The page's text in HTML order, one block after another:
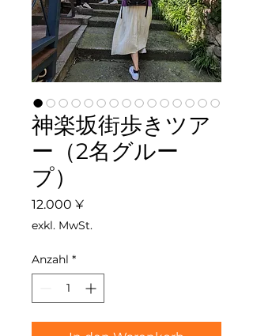
神楽坂街歩きツア
ー（2名グルー
プ）
12.000 ¥Preis
exkl. MwSt.
Anzahl *